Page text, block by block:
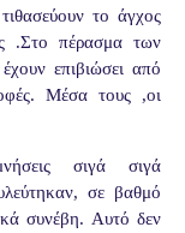
το άγχος
.Στο πέρασμα των
επιβιώσει από
Μέσα τους ,οι
σιγά σιγά
σε βαθμό
συνέβη. Αυτό δεν